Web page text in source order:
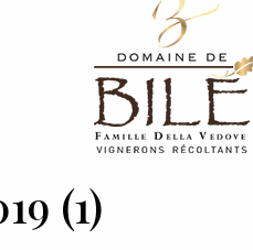
(1)